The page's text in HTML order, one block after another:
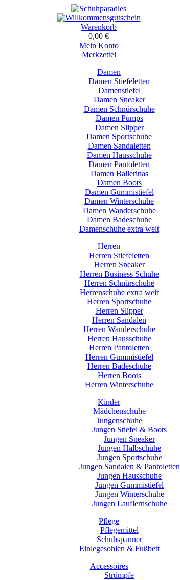
Warenkorb
0,00 €
Mein Konto
Merkzettel
Damen
Damen Stiefeletten
Damenstiefel
Damen Sneaker
Damen Schnürschuhe
Damen Pumps
Damen Slipper
Damen Sportschuhe
Damen Sandaletten
Damen Hausschuhe
Damen Pantoletten
Damen Ballerinas
Damen Boots
Damen Gummistiefel
Damen Winterschuhe
Damen Wanderschuhe
Damen Badeschuhe
Damenschuhe extra weit
Herren
Herren Stiefeletten
Herren Sneaker
Herren Business Schuhe
Herren Schnürschuhe
Herrenschuhe extra weit
Herren Sportschuhe
Herren Slipper
Herren Sandalen
Herren Wanderschuhe
Herren Hausschuhe
Herren Pantoletten
Herren Gummistiefel
Herren Badeschuhe
Herren Boots
Herren Winterschuhe
Kinder
Mädchenschuhe
Jungenschuhe
Jungen Stiefel & Boots
Jungen Sneaker
Jungen Halbschuhe
Jungen Sportschuhe
Jungen Sandalen & Pantoletten
Jungen Hausschuhe
Jungen Gummistiefel
Jungen Winterschuhe
Jungen Lauflernschuhe
Pflege
Pflegemittel
Schuhspanner
Einlegesohlen & Fußbett
Accessoires
Strümpfe